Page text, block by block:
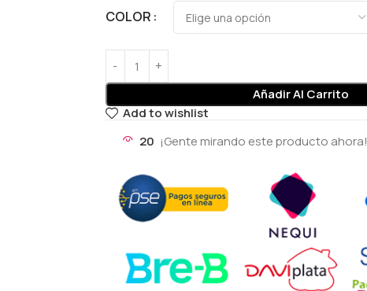
COLOR
Añadir Al Carrito
Add to wishlist
20 ¡Gente mirando este producto ahora!